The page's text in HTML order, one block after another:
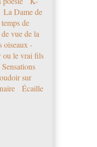
La Dame de
de
vue de la
oiseaux -
ou le vrai fils
Sensations
sur
Écaille